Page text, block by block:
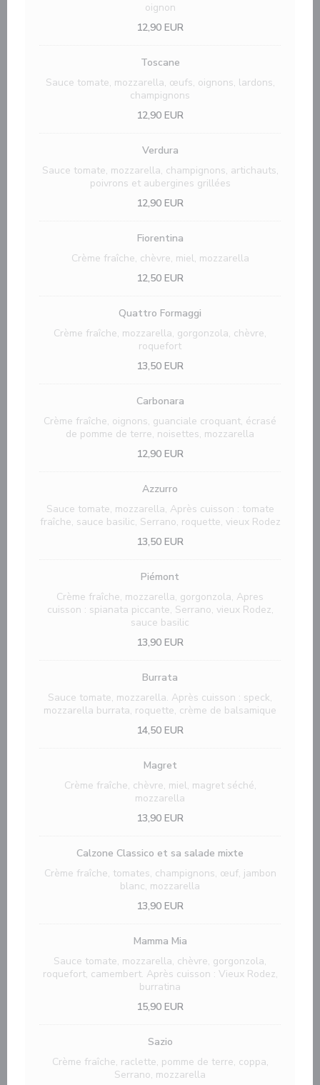
oignon
12,90 EUR
Toscane
Sauce tomate, mozzarella, œufs, oignons, lardons,
champignons
12,90 EUR
Verdura
Sauce tomate, mozzarella, champignons, artichauts,
poivrons et aubergines grillées
12,90 EUR
Fiorentina
Crème fraîche, chèvre, miel, mozzarella
12,50 EUR
Quattro Formaggi
Crème fraîche, mozzarella, gorgonzola, chèvre,
roquefort
13,50 EUR
Carbonara
Crème fraîche, oignons, guanciale croquant, écrasé
de pomme de terre, noisettes, mozzarella
12,90 EUR
Azzurro
Sauce tomate, mozzarella, Après cuisson : tomate
fraîche, sauce basilic, Serrano, roquette, vieux Rodez
13,50 EUR
Piémont
Crème fraîche, mozzarella, gorgonzola, Apres
cuisson : spianata piccante, Serrano, vieux Rodez,
sauce basilic
13,90 EUR
Burrata
Sauce tomate, mozzarella. Après cuisson : speck,
mozzarella burrata, roquette, crème de balsamique
14,50 EUR
Magret
Crème fraîche, chèvre, miel, magret séché,
mozzarella
13,90 EUR
Calzone Classico et sa salade mixte
Crème fraîche, tomates, champignons, œuf, jambon
blanc, mozzarella
13,90 EUR
Mamma Mia
Sauce tomate, mozzarella, chèvre, gorgonzola,
roquefort, camembert. Après cuisson : Vieux Rodez,
burratina
15,90 EUR
Sazio
Crème fraîche, raclette, pomme de terre, coppa,
Serrano, mozzarella